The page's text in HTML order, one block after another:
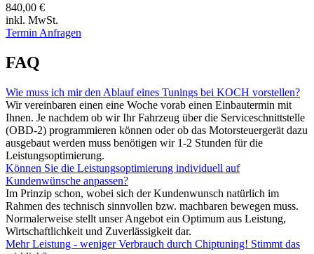
840,00 €
inkl. MwSt.
Termin Anfragen
FAQ
Wie muss ich mir den Ablauf eines Tunings bei KOCH vorstellen?
Wir vereinbaren einen eine Woche vorab einen Einbautermin mit
Ihnen. Je nachdem ob wir Ihr Fahrzeug über die Serviceschnittstelle
(OBD-2) programmieren können oder ob das Motorsteuergerät dazu
ausgebaut werden muss benötigen wir 1-2 Stunden für die
Leistungsoptimierung.
Können Sie die Leistungsoptimierung individuell auf
Kundenwünsche anpassen?
Im Prinzip schon, wobei sich der Kundenwunsch natürlich im
Rahmen des technisch sinnvollen bzw. machbaren bewegen muss.
Normalerweise stellt unser Angebot ein Optimum aus Leistung,
Wirtschaftlichkeit und Zuverlässigkeit dar.
Mehr Leistung - weniger Verbrauch durch Chiptuning! Stimmt das